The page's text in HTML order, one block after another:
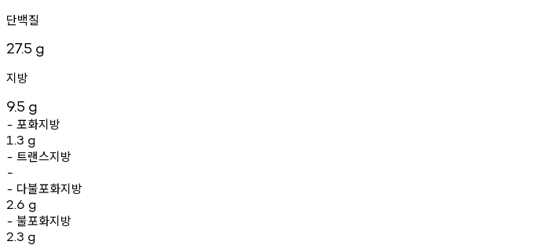
단백질
27.5 g
지방
9.5 g
- 포화지방
1.3 g
- 트랜스지방
-
- 다불포화지방
2.6 g
- 불포화지방
2.3 g